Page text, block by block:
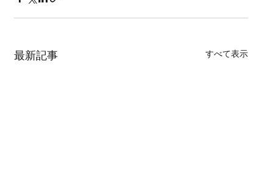
最新記事 すべて表示